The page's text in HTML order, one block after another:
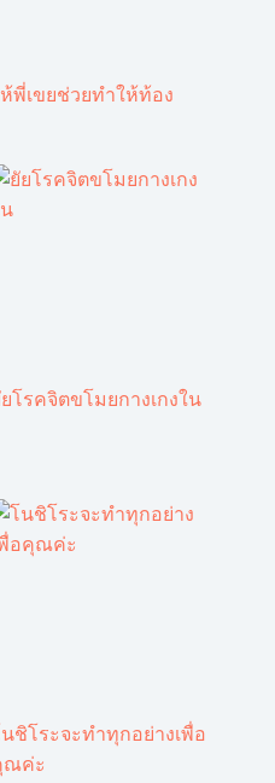
พี่เขยช่วยทำให้ท้อง
โรคจิตขโมยกางเกงใน
ชิโระจะทำทุกอย่างเพื่อ
ณค่ะ